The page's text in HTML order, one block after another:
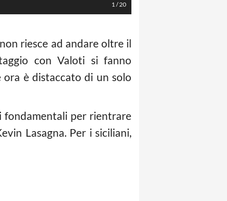
1/20
non riesce ad andare oltre il
con Valoti si fanno
ora è distaccato di un solo
per rientrare
Lasagna. Per i siciliani,